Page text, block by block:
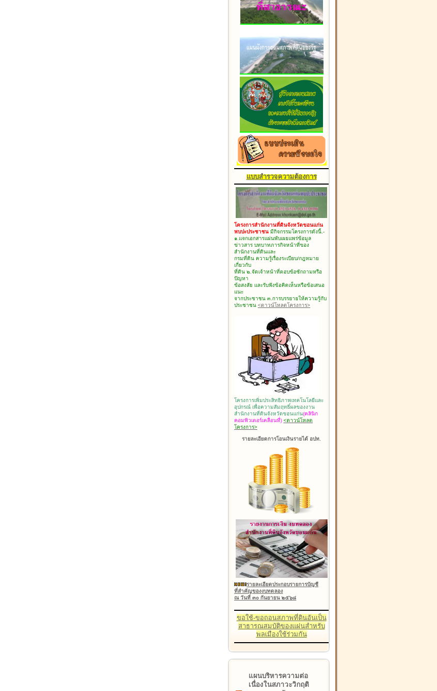
แบบสำรวจความต้องการ
โครงการสำนักงานที่ดินจังหวัดขอนแก่น
พบปะประชาชน มีกิจกรรมโครงการดังนี้.-
๑.แจกเอกสารแผ่นพับเผยแพร่ข้อมูล
ข่าวสาร บทบาทภารกิจหน้าที่ของ
สำนักงานที่ดินและ
กรมที่ดิน ความรู้เรื่องระเบียบ/กฎหมาย
เกี่ยวกับ
ที่ดิน ๒.จัดเจ้าหน้าที่ตอบข้อซักถามหรือ
ปัญหา
ข้อสงสัย และรับฟังข้อคิดเห็นหรือข้อเสนอ
แนะ
จากประชาชน ๓.การบรรยายให้ความรู้กับ
ประชาชน <ดาวน์โหลดโครงการ>
โครงการเพิ่มประสิทธิภาพเทคโนโลยีและ
อุปกรณ์ เพื่อความสัมฤทธิ์ผลของงาน
สำนักงานที่ดินจังหวัดขอนแก่น(คลินิก
คอมพิวเตอร์เคลื่อนที่) <ดาวน์โหลด
โครงการ>
รายละเอียดการโอนเงินรายได้ อปท.
รายละเอียดประกอบรายการบัญชี
ที่สำคัญของงบทดลอง
ณ วันที่ ๓๐ กันยายน ๒๕๖๘
ขอใช้-ขอถอนสภาพที่ดินอันเป็น
สาธารณสมบัติของแผ่นสำหรับ
พลเมืองใช้ร่วมกัน
แผนบริหารความต่อ
เนื่องในสภาวะวิกฤติ